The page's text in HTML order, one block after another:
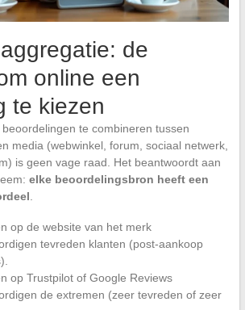
de
online een
te kiezen
te combineren tussen
media (webwinkel, forum, sociaal netwerk,
is geen vage raad. Het beantwoordt aan
elke beoordelingsbron heeft een
op de website van het merk
tevreden klanten (post-aankoop
op Trustpilot of Google Reviews
de extremen (zeer tevreden of zeer